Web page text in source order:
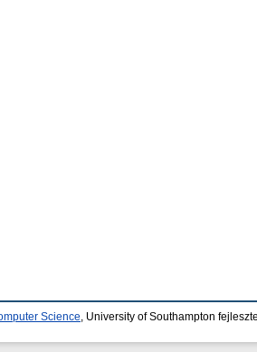
Science , University of Southampton